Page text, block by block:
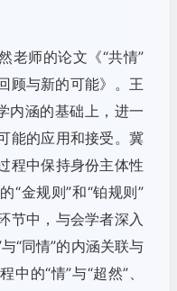
老师的论文《“共情”
与新的可能》。王
内涵的基础上，进一
能的应用和接受。冀
程中保持身份主体性
“金规则”和“铂规则”
节中，与会学者深入
“同情”的内涵关联与
的“情”与“超然”、